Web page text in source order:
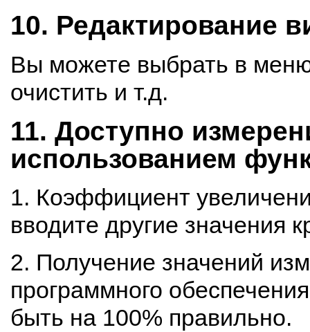
10. Редактирование
Вы можете выбрать в
очистить и т.д.
11. Доступно
использованием
1. Коэффициент
вводите другие значения
2. Получение значений
программного
быть на 100% правильно.